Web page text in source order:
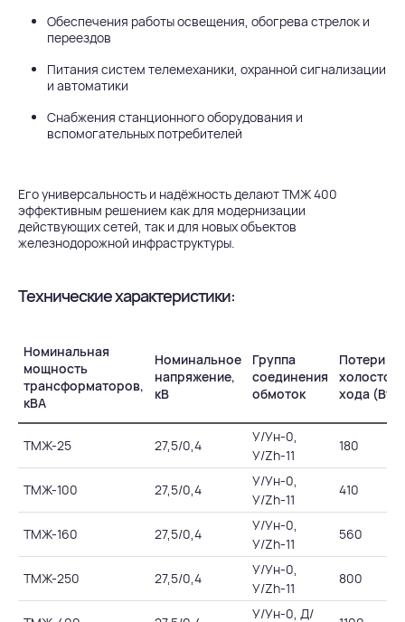
Обеспечения работы освещения, обогрева стрелок и
переездов
Питания систем телемеханики, охранной сигнализации
и автоматики
Снабжения станционного оборудования и
вспомогательных потребителей
Его универсальность и надёжность делают ТМЖ 400
эффективным решением как для модернизации
действующих сетей, так и для новых объектов
железнодорожной инфраструктуры.
Технические характеристики:
Номинальная
мощность
трансформаторов,
кВА
Номинальное
напряжение,
кВ
Группа
соединения
обмоток
Потери
холостого
хода (Вт)
ТМЖ-25 27,5/0,4
У/Ун-0,
У/Zh-11
180
ТМЖ-100 27,5/0,4
У/Ун-0,
У/Zh-11
410
ТМЖ-160 27,5/0,4
У/Ун-0,
У/Zh-11
560
ТМЖ-250 27,5/0,4
У/Ун-0,
У/Zh-11
800
У/Ун-0, Д/